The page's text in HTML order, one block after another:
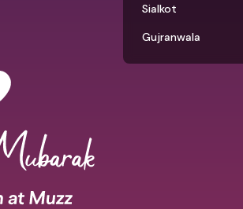
Sialkot
Gujranwala